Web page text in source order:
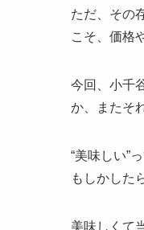
ただ、その
こそ、価格
今回、小千
か、またそ
“美味しい”
もしかした
美味しくて